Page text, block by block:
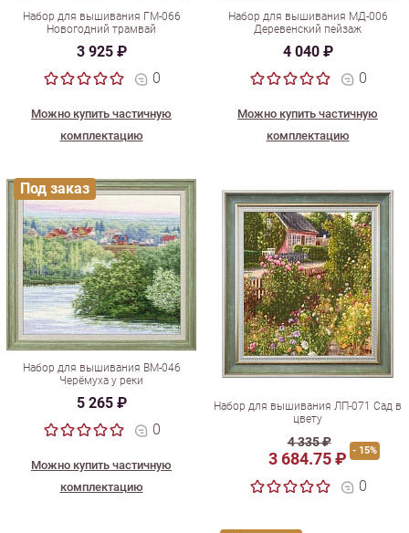
Набор для вышивания ГМ-066
Новогодний трамвай
3 925 ₽
0
Можно купить частичную
комплектацию
Набор для вышивания МД-006
Деревенский пейзаж
4 040 ₽
0
Можно купить частичную
комплектацию
Набор для вышивания ВМ-046
Черёмуха у реки
5 265 ₽
0
Можно купить частичную
комплектацию
Под заказ
Набор для вышивания ЛП-071 Сад в
цвету
4 335 ₽
3 684.75 ₽ - 15%
0